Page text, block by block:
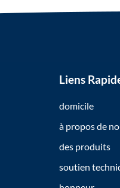
Liens
domicile
à propos de
des produits
soutien